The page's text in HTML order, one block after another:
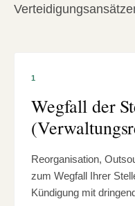
1
Wegfall der
Reorganisation,
zum Wegfall Ihrer
Kündigung mit